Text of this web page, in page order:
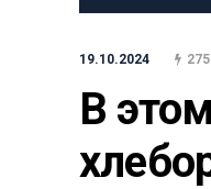
19.10.2024
В